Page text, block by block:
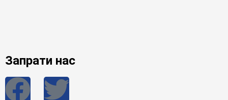
Запрати нас